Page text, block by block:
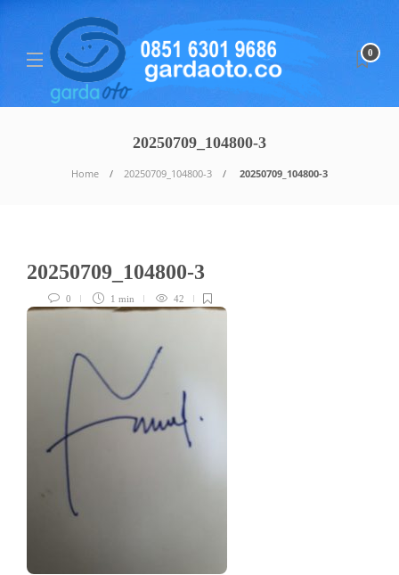
0
20250709_104800-3
Home 20250709_104800-3 20250709_104800-3
20250709_104800-3
0 1 min 42